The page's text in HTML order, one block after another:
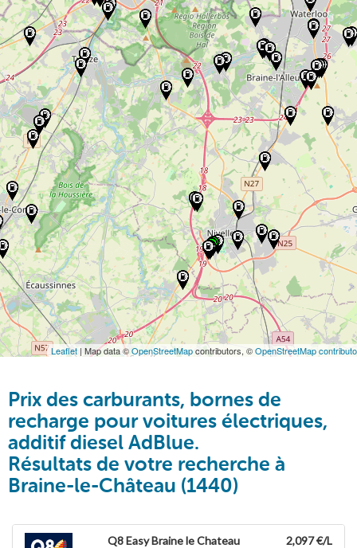
Leaflet | Map data ©OpenStreetMapcontributors, ©OpenStreetMap
Prix des carburants, bornes de
recharge pour voitures électriques,
additif diesel AdBlue.
Résultats de votre recherche à
Braine-le-Château (1440)
Q8 Easy Braine le Chateau
2,097 €/L